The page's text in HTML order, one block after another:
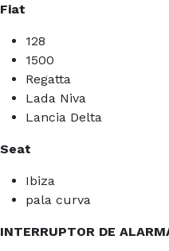
Fiat
128
1500
Regatta
Lada Niva
Lancia Delta
Seat
Ibiza
pala curva
INTERRUPTOR DE